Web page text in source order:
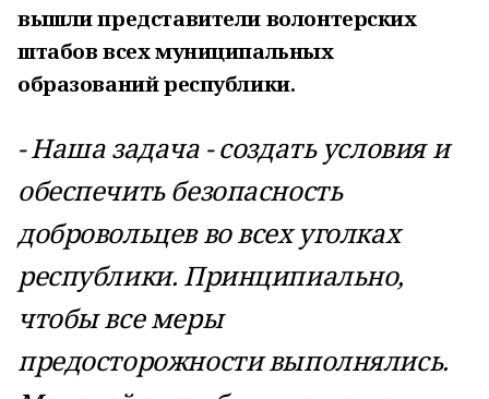
вышли представители волонтерских
штабов всех муниципальных
образований республики.
- Наша задача - создать условия и
обеспечить безопасность
добровольцев во всех уголках
республики. Принципиально,
чтобы все меры
предосторожности выполнялись.